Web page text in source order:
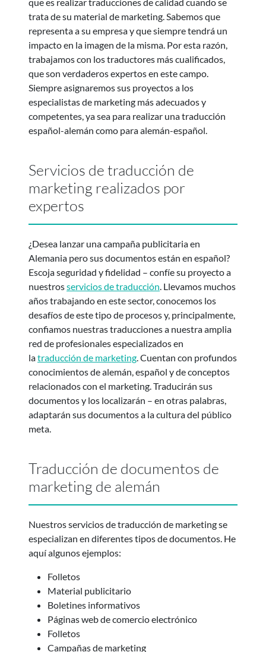
trata de su material de marketing. Sabemos que
representa a su empresa y que siempre tendrá un
impacto en la imagen de la misma. Por esta razón,
trabajamos con los traductores más cualificados,
que son verdaderos expertos en este campo.
Siempre asignaremos sus proyectos a los
especialistas de marketing más adecuados y
competentes, ya sea para realizar una traducción
español-alemán como para alemán-español.
Servicios de traducción de
marketing realizados por
expertos
¿Desea lanzar una campaña publicitaria en
Alemania pero sus documentos están en español?
Escoja seguridad y fidelidad – confíe su proyecto a
nuestrosservicios de traducción. Llevamos muchos
años trabajando en este sector, conocemos los
desafíos de este tipo de procesos y, principalmente,
confiamos nuestras traducciones a nuestra amplia
red de profesionales especializados en
latraducción de marketing. Cuentan con profundos
conocimientos de alemán, español y de conceptos
relacionados con el marketing. Traducirán sus
documentos y los localizarán – en otras palabras,
adaptarán sus documentos a la cultura del público
meta.
Traducción de documentos de
marketing de alemán
Nuestros servicios de traducción de marketing se
especializan en diferentes tipos de documentos. He
aquí algunos ejemplos:
Folletos
Material publicitario
Boletines informativos
Páginas web de comercio electrónico
Folletos
Campañas de marketing